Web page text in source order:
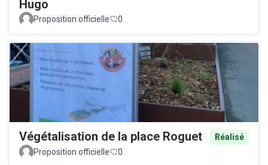
Hugo
Proposition officielle 0
Végétalisation de la place Roguet
Réalisé
Proposition officielle
0